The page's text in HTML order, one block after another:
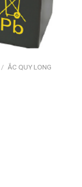
/ ẮC QUY LONG